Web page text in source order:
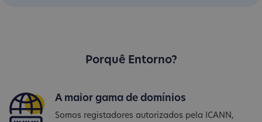
Porquê Entorno?
A maior gama de domínios
Somos registadores autorizados pela ICANN,